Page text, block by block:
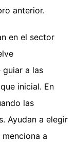
anterior.
en el sector
guiar a las
inicial. En
las
Ayudan a elegir
a